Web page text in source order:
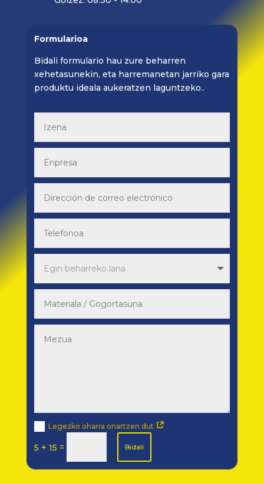
Formularioa
Bidali formulario hau zure beharren
xehetasunekin, eta harremanetan jarriko gara
produktu ideala aukeratzen laguntzeko..
Legezko oharra onartzen dut
5 + 15 = Bidali